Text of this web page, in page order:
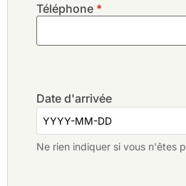
Téléphone *
Date d'arrivée
Ne rien indiquer si vous n'êtes